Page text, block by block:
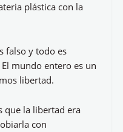
plástica con la
falso y todo es
mundo entero es un
libertad.
que la libertad era
con